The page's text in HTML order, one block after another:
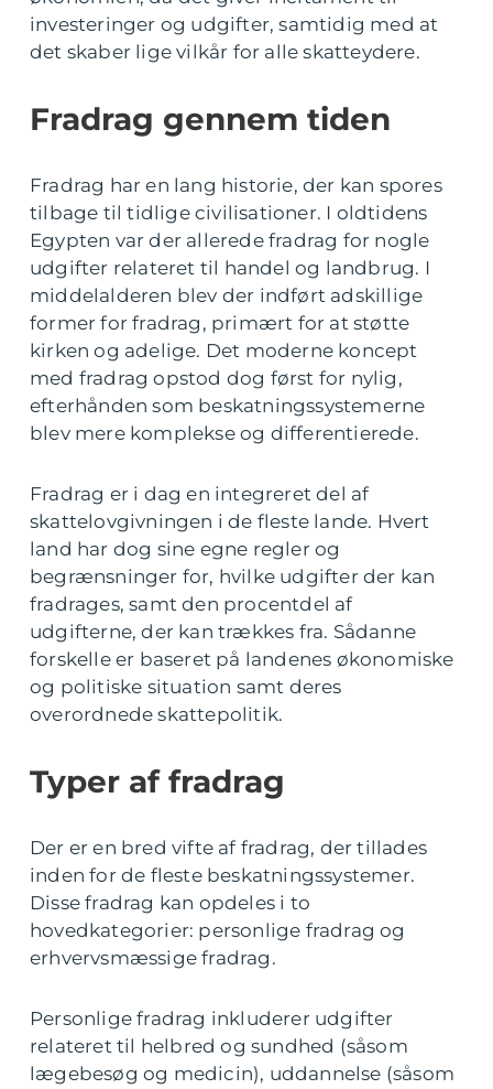
investeringer og udgifter, samtidig med at
det skaber lige vilkår for alle skatteydere.
Fradrag gennem tiden
Fradrag har en lang historie, der kan spores
tilbage til tidlige civilisationer. I oldtidens
Egypten var der allerede fradrag for nogle
udgifter relateret til handel og landbrug. I
middelalderen blev der indført adskillige
former for fradrag, primært for at støtte
kirken og adelige. Det moderne koncept
med fradrag opstod dog først for nylig,
efterhånden som beskatningssystemerne
blev mere komplekse og differentierede.
Fradrag er i dag en integreret del af
skattelovgivningen i de fleste lande. Hvert
land har dog sine egne regler og
begrænsninger for, hvilke udgifter der kan
fradrages, samt den procentdel af
udgifterne, der kan trækkes fra. Sådanne
forskelle er baseret på landenes økonomiske
og politiske situation samt deres
overordnede skattepolitik.
Typer af fradrag
Der er en bred vifte af fradrag, der tillades
inden for de fleste beskatningssystemer.
Disse fradrag kan opdeles i to
hovedkategorier: personlige fradrag og
erhvervsmæssige fradrag.
Personlige fradrag inkluderer udgifter
relateret til helbred og sundhed (såsom
lægebesøg og medicin), uddannelse (såsom